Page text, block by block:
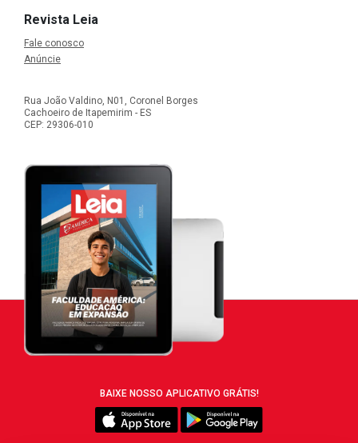
Revista Leia
Fale conosco
Anúncie
Rua João Valdino, N01, Coronel Borges
Cachoeiro de Itapemirim - ES
CEP: 29306-010
BAIXE NOSSO APLICATIVO GRÁTIS!